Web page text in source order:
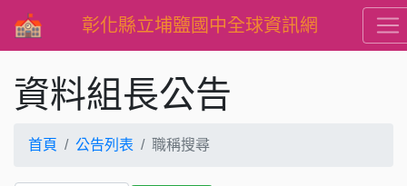
彰化縣立埔鹽國中全球資訊網
資料組長公告
首頁 公告列表 職稱搜尋